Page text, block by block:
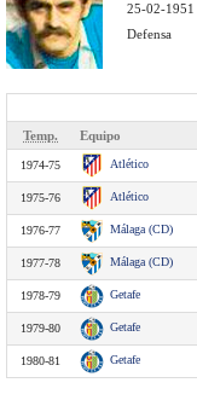
25-02-1951
Defensa
Temp.
Equipo
1974-75 Atlético
1975-76 Atlético
1976-77 Málaga (CD)
1977-78 Málaga (CD)
1978-79 Getafe
1979-80 Getafe
1980-81 Getafe